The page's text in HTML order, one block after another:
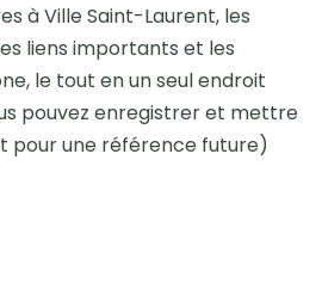
à Ville Saint-Laurent, les
liens importants et les
le tout en un seul endroit
pouvez enregistrer et mettre
pour une référence future)